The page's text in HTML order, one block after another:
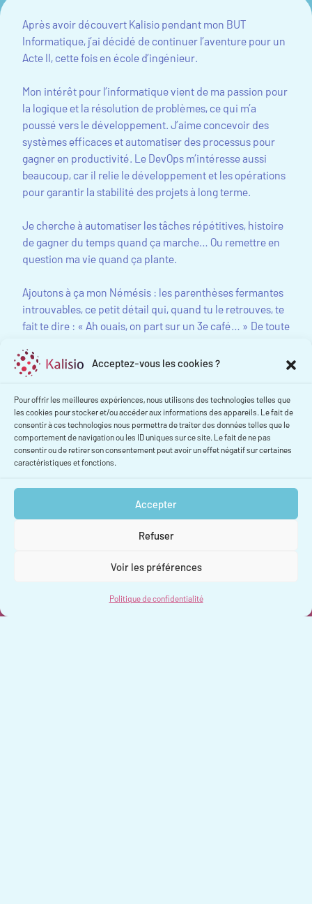
Acceptez-vous les cookies ?
Pour offrir les meilleures expériences, nous utilisons des technologies telles que
les cookies pour stocker et/ou accéder aux informations des appareils. Le fait de
consentir à ces technologies nous permettra de traiter des données telles que le
comportement de navigation ou les ID uniques sur ce site. Le fait de ne pas
consentir ou de retirer son consentement peut avoir un effet négatif sur certaines
caractéristiques et fonctions.
Accepter
Refuser
Voir les préférences
Politique de confidentialité
Après avoir découvert Kalisio pendant mon BUT
Informatique, j’ai décidé de continuer l’aventure pour un
Acte II, cette fois en école d’ingénieur.
Mon intérêt pour l’informatique vient de ma passion pour
la logique et la résolution de problèmes, ce qui m’a
poussé vers le développement. J’aime concevoir des
systèmes efficaces et automatiser des processus pour
gagner en productivité. Le DevOps m’intéresse aussi
beaucoup, car il relie le développement et les opérations
pour garantir la stabilité des projets à long terme.
Je cherche à automatiser les tâches répétitives, histoire
de gagner du temps quand ça marche… Ou remettre en
question ma vie quand ça plante.
Ajoutons à ça mon Némésis : les parenthèses fermantes
introuvables, ce petit détail qui, quand tu le retrouves, te
fait te dire : « Ah ouais, on part sur un 3e café… » De toute
compile jamais du premier coup. »
jour, mes blagues marcheront aussi bien que mes
automatisations.
Nous contacter
Voir aussi :
Navigation
de